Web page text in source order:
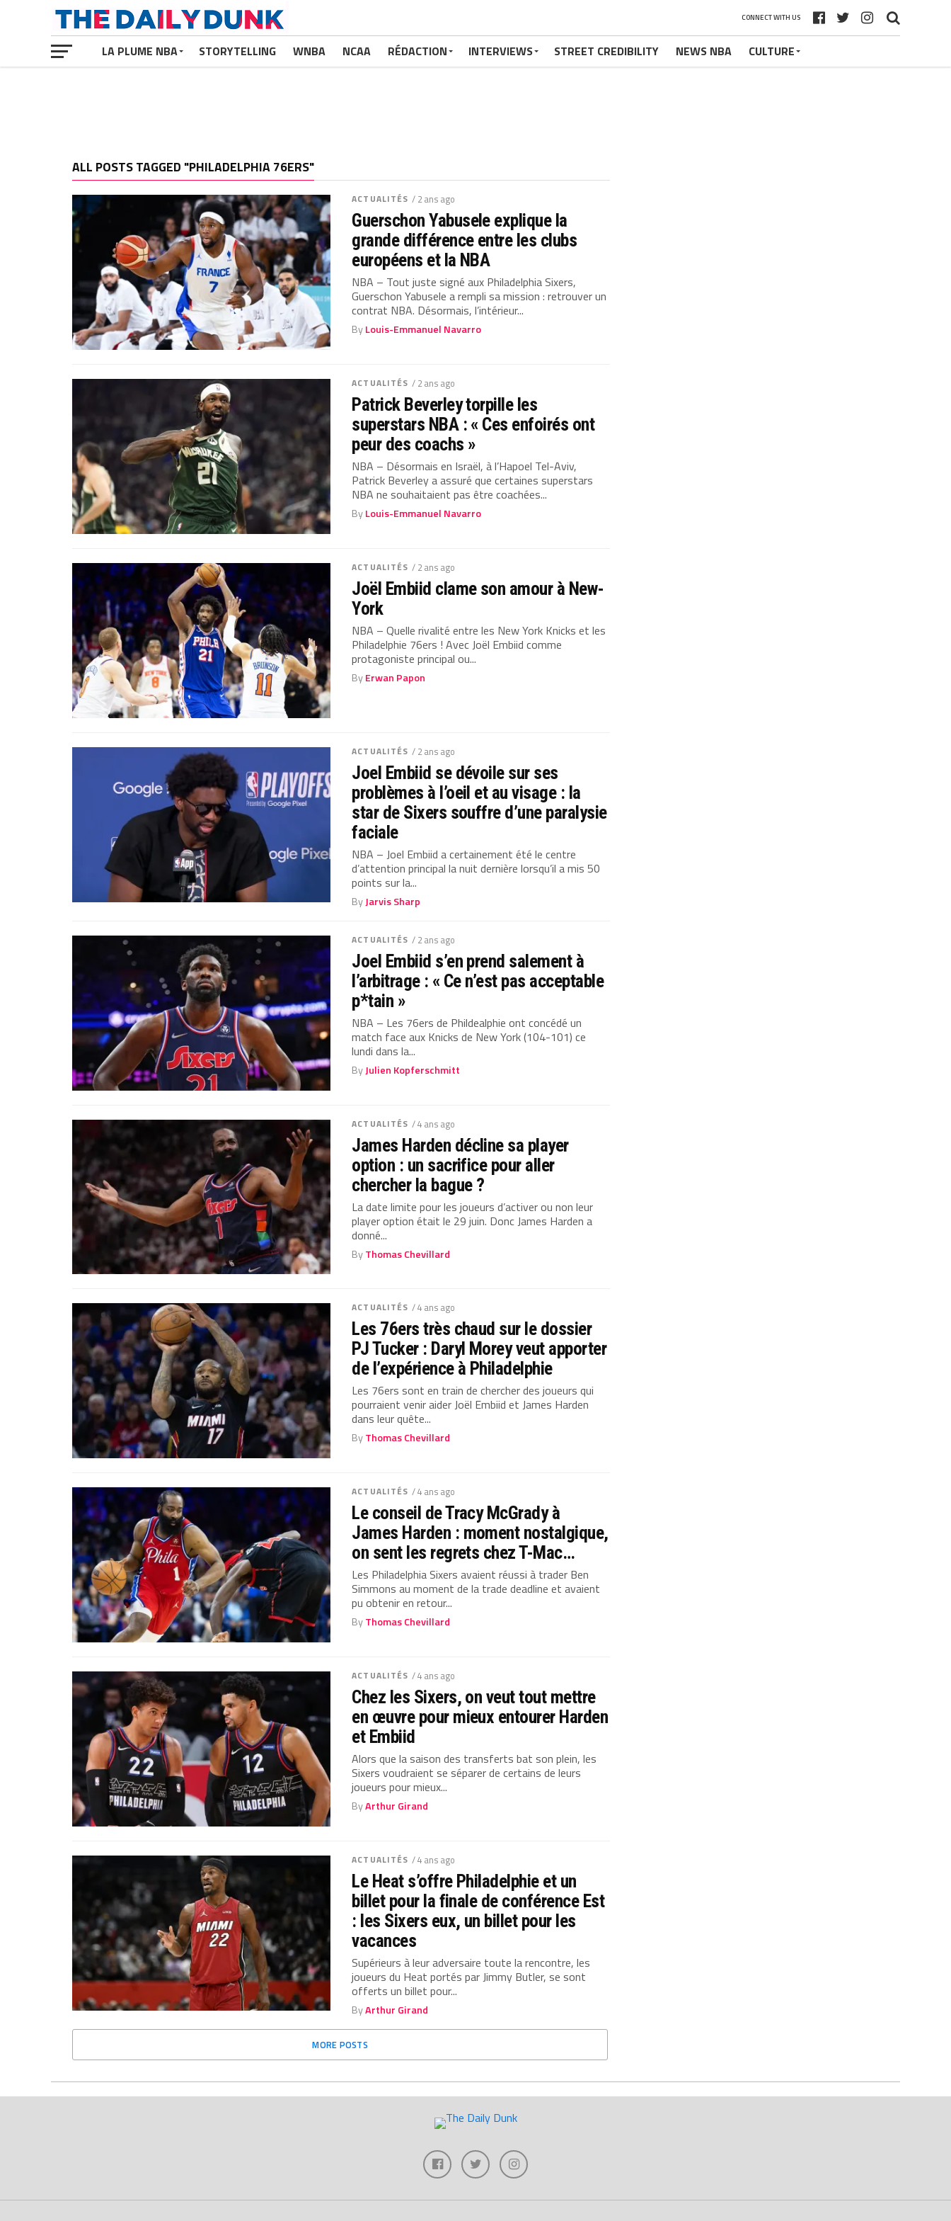
CONNECT WITH US
LA PLUME NBA STORYTELLING WNBA NCAA RÉDACTION INTERVIEWS STREET CREDIBILITY NEWS NBA CULTURE
ALL POSTS TAGGED "PHILADELPHIA 76ERS"
ACTUALITÉS / 2 ans ago
Guerschon Yabusele explique la
grande différence entre les clubs
européens et la NBA
NBA – Tout juste signé aux Philadelphia Sixers,
Guerschon Yabusele a rempli sa mission : retrouver un
contrat NBA. Désormais, l’intérieur...
ByLouis-Emmanuel Navarro
ACTUALITÉS / 2 ans ago
Patrick Beverley torpille les
superstars NBA : « Ces enfoirés ont
peur des coachs »
NBA – Désormais en Israël, à l’Hapoel Tel-Aviv,
Patrick Beverley a assuré que certaines superstars
NBA ne souhaitaient pas être coachées...
ByLouis-Emmanuel Navarro
ACTUALITÉS / 2 ans ago
Joël Embiid clame son amour à New-
York
NBA – Quelle rivalité entre les New York Knicks et les
Philadelphie 76ers ! Avec Joël Embiid comme
protagoniste principal ou...
ByErwan Papon
ACTUALITÉS / 2 ans ago
Joel Embiid se dévoile sur ses
problèmes à l’oeil et au visage : la
star de Sixers souffre d’une paralysie
faciale
NBA – Joel Embiid a certainement été le centre
d’attention principal la nuit dernière lorsqu’il a mis 50
points sur la...
ByJarvis Sharp
ACTUALITÉS / 2 ans ago
Joel Embiid s’en prend salement à
l’arbitrage : « Ce n’est pas acceptable
p*tain »
NBA – Les 76ers de Phildealphie ont concédé un
match face aux Knicks de New York (104-101) ce
lundi dans la...
ByJulien Kopferschmitt
ACTUALITÉS / 4 ans ago
James Harden décline sa player
option : un sacrifice pour aller
chercher la bague ?
La date limite pour les joueurs d’activer ou non leur
player option était le 29 juin. Donc James Harden a
donné...
ByThomas Chevillard
ACTUALITÉS / 4 ans ago
Les 76ers très chaud sur le dossier
PJ Tucker : Daryl Morey veut apporter
de l’expérience à Philadelphie
Les 76ers sont en train de chercher des joueurs qui
pourraient venir aider Joël Embiid et James Harden
dans leur quête...
ByThomas Chevillard
ACTUALITÉS / 4 ans ago
Le conseil de Tracy McGrady à
James Harden : moment nostalgique,
on sent les regrets chez T-Mac…
Les Philadelphia Sixers avaient réussi à trader Ben
Simmons au moment de la trade deadline et avaient
pu obtenir en retour...
ByThomas Chevillard
ACTUALITÉS / 4 ans ago
Chez les Sixers, on veut tout mettre
en œuvre pour mieux entourer Harden
et Embiid
Alors que la saison des transferts bat son plein, les
Sixers voudraient se séparer de certains de leurs
joueurs pour mieux...
ByArthur Girand
ACTUALITÉS / 4 ans ago
Le Heat s’offre Philadelphie et un
billet pour la finale de conférence Est
: les Sixers eux, un billet pour les
vacances
Supérieurs à leur adversaire toute la rencontre, les
joueurs du Heat portés par Jimmy Butler, se sont
offerts un billet pour...
ByArthur Girand
MORE POSTS